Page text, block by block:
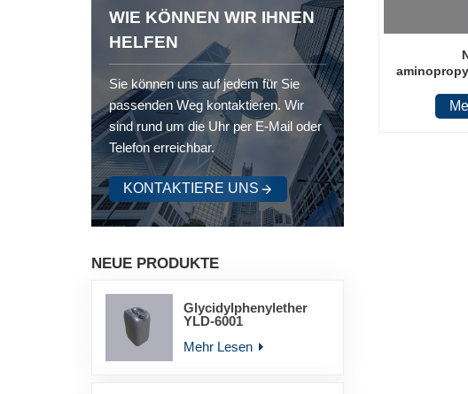
WIE KÖNNEN WIR IHNEN
HELFEN
Sie können uns auf jedem für Sie
passenden Weg kontaktieren. Wir
sind rund um die Uhr per E-Mail oder
Telefon erreichbar.
KONTAKTIERE UNS
NEUE PRODUKTE
Glycidylphenylether
YLD-6001
Mehr Lesen